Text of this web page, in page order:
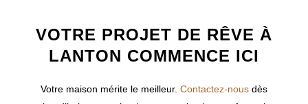
VOTRE PROJET DE RÊVE À
LANTON COMMENCE ICI
Votre maison mérite le meilleur. Contactez-nous dès